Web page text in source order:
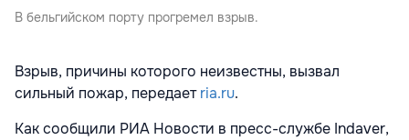
В бельгийском порту прогремел взрыв.
Взрыв, причины которого неизвестны, вызвал
сильный пожар, передаетria.ru.
Как сообщили РИА Новости в пресс-службе Indaver,